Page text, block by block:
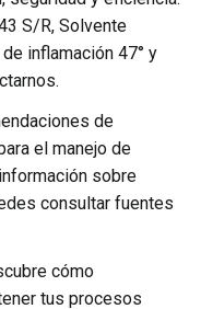
S/R, Solvente
inflamación 47° y
de
el manejo de
sobre
consultar fuentes
cómo
tus procesos